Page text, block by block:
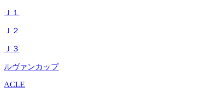
Ｊ１
Ｊ２
Ｊ３
ルヴァンカップ
ACLE